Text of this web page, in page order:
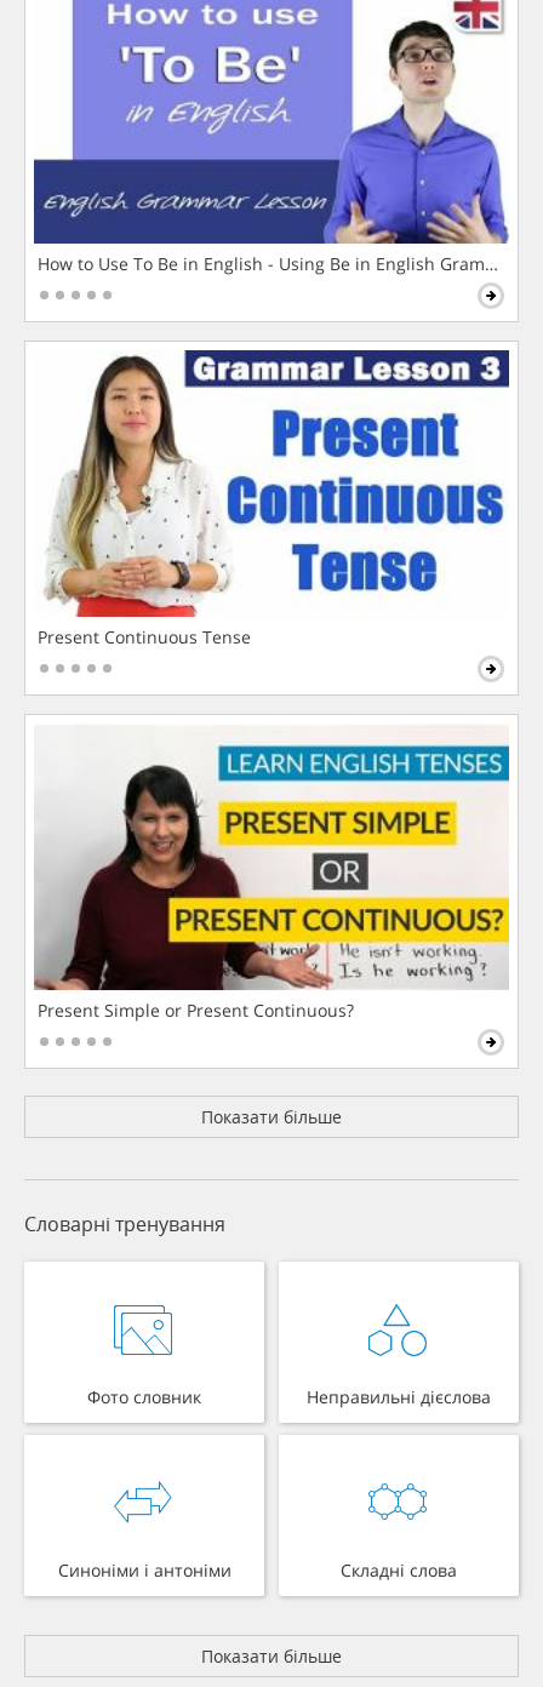
How to Use To Be in English - Using Be in English Grammar
Present Continuous Tense
Present Simple or Present Continuous?
Показати більше
Словарні тренування
Фото словник Неправильні дієслова
Синоніми і антоніми Складні слова
Показати більше